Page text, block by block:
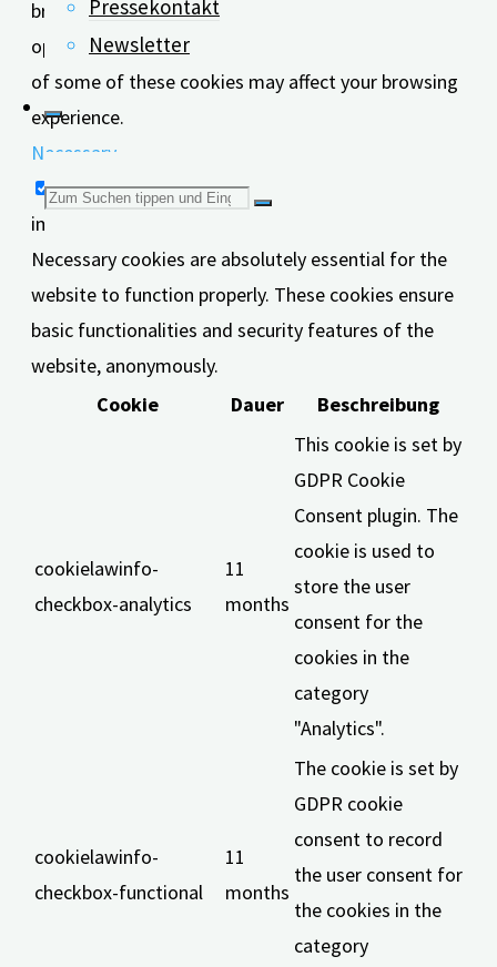
Pressekontakt
Newsletter
Suchen
nach:
browser only with your consent. You also have the
option to opt-out of these cookies. But opting out
of some of these cookies may affect your browsing
experience.
Necessary
Necessary
immer aktiv
Necessary cookies are absolutely essential for the
website to function properly. These cookies ensure
basic functionalities and security features of the
website, anonymously.
Cookie
Dauer Beschreibung
cookielawinfo-
checkbox-analytics
11
months
This cookie is set by
GDPR Cookie
Consent plugin. The
cookie is used to
store the user
consent for the
cookies in the
category
"Analytics".
cookielawinfo-
checkbox-functional
11
months
The cookie is set by
GDPR cookie
consent to record
the user consent for
the cookies in the
category